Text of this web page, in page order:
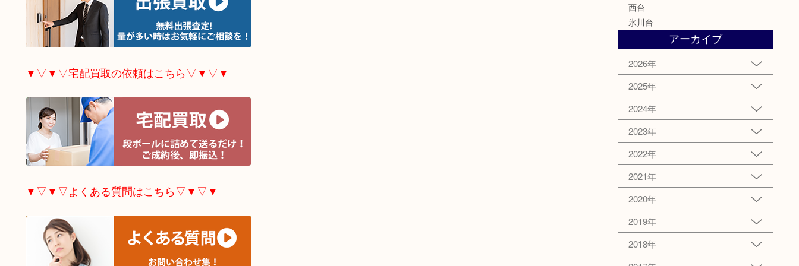
▼▽▼▽宅配買取の依頼はこちら▽▼▽▼
▼▽▼▽よくある質問はこちら▽▼▽▼
西台
氷川台
アーカイブ
2026年
2025年
2024年
2023年
2022年
2021年
2020年
2019年
2018年